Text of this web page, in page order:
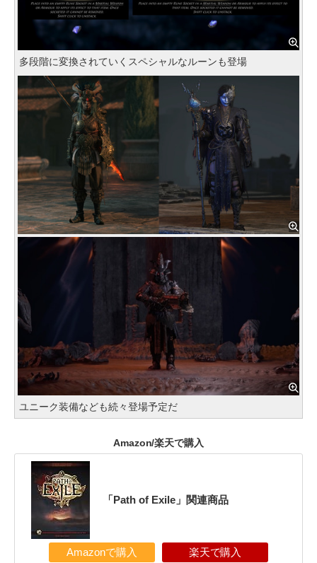
多段階に変換されていくスペシャルなルーンも登場
ユニーク装備なども続々登場予定だ
Amazon/楽天で購入
「Path of Exile」関連商品
Amazonで購入 楽天で購入